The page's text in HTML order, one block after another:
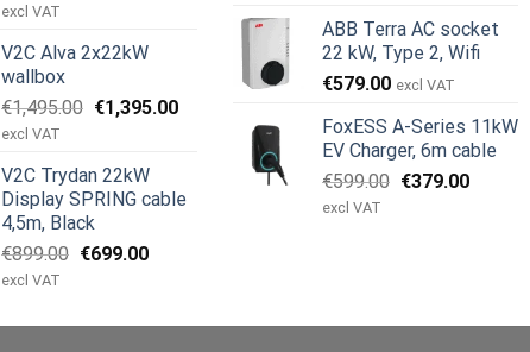
var:
er:
excl VAT
V2C Alva 2x22kW
wallbox
€1,495.00 Den
var:
€1,495.00.
€1,395.00Den
€1,395.00.
excl VAT
V2C Trydan 22kW
Display SPRING cable
4,5m, Black
€899.00 Den
var:
€699.00Den
er:
excl VAT
var:
€799.00.
er:
€629.00.
ABB Terra AC socket
22 kW, Type 2, Wifi
€579.00 excl VAT
FoxESS A-Series 11kW
EV Charger, 6m cable
€599.00 Den
€379.00Den
excl VAT